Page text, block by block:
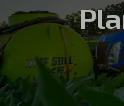
45